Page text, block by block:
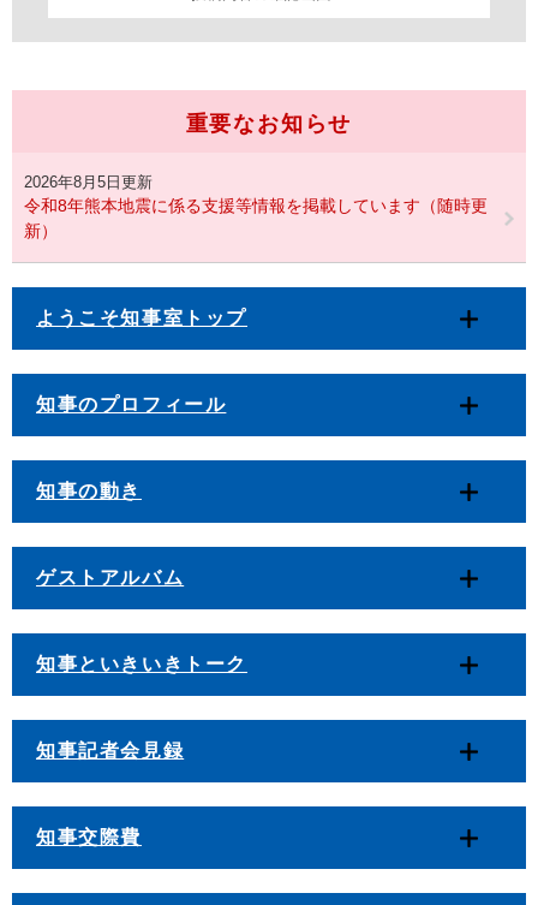
重要なお知らせ
2026年8月5日更新
令和8年熊本地震に係る支援等情報を掲載しています（随時更
新）
ようこそ知事室トップ
知事のプロフィール
知事の動き
ゲストアルバム
知事といきいきトーク
知事記者会見録
知事交際費